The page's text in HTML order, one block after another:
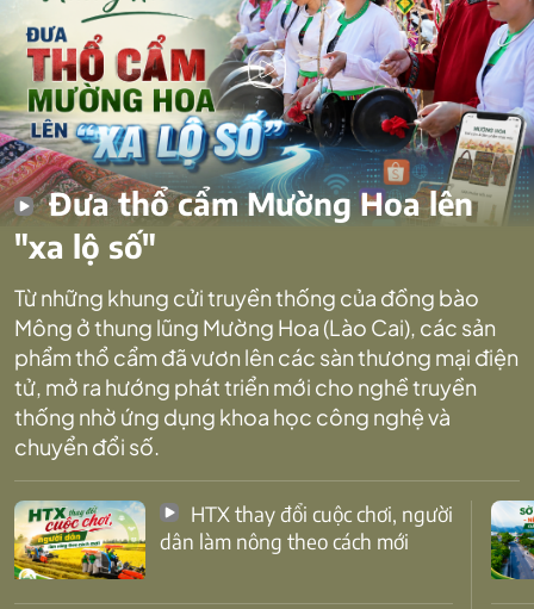
Đưa thổ cẩm Mường Hoa lên
"xa lộ số"
Từ những khung cửi truyền thống của đồng bào
Mông ở thung lũng Mường Hoa (Lào Cai), các sản
phẩm thổ cẩm đã vươn lên các sàn thương mại điện
tử, mở ra hướng phát triển mới cho nghề truyền
thống nhờ ứng dụng khoa học công nghệ và
chuyển đổi số.
dân làm nông theo cách mới